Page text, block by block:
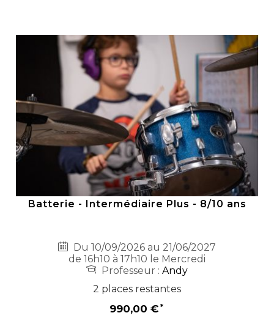
Batterie - Intermédiaire Plus - 8/10 ans
Du 10/09/2026 au 21/06/2027
de 16h10 à 17h10 le Mercredi
Professeur : Andy
2 places restantes
990,00 €